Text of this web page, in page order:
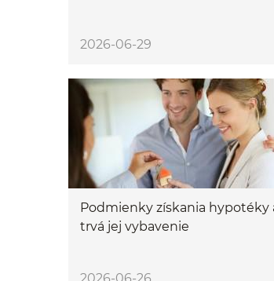
2026-06-29
Podmienky získania hypotéky
trvá jej vybavenie
2026-06-26